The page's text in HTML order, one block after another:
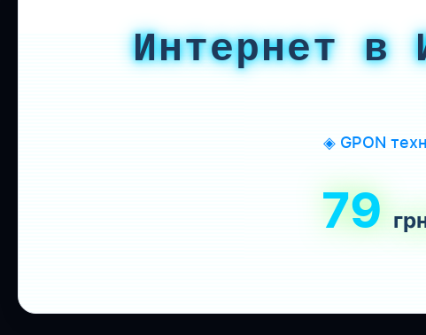
Интернет в
◈ GPON
79